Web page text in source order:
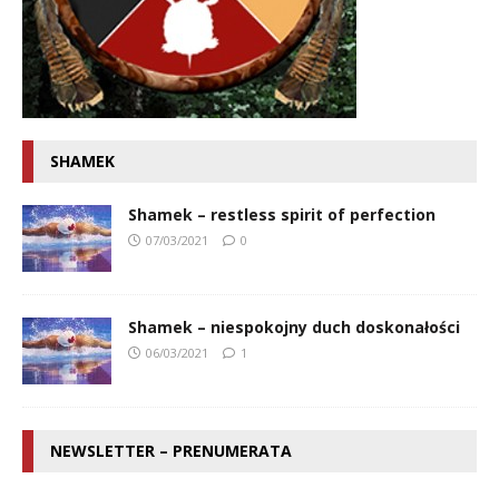
SHAMEK
Shamek – restless spirit of perfection
07/03/2021 0
Shamek – niespokojny duch doskonałości
06/03/2021 1
NEWSLETTER – PRENUMERATA